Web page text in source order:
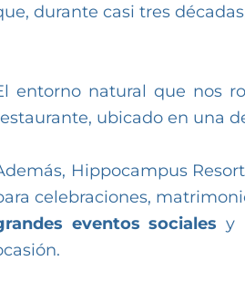
durante casi tres
entorno natural que nos
ubicado en una
Hippocampus
celebraciones,
eventos sociales y